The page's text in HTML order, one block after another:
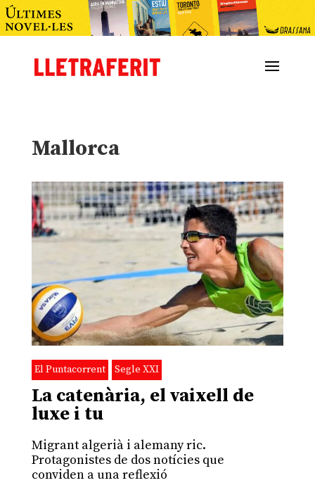
Mallorca
El Puntacorrent Segle XXI
La catenària, el vaixell de
luxe i tu
Migrant algerià i alemany ric.
Protagonistes de dos notícies que
conviden a una reflexió